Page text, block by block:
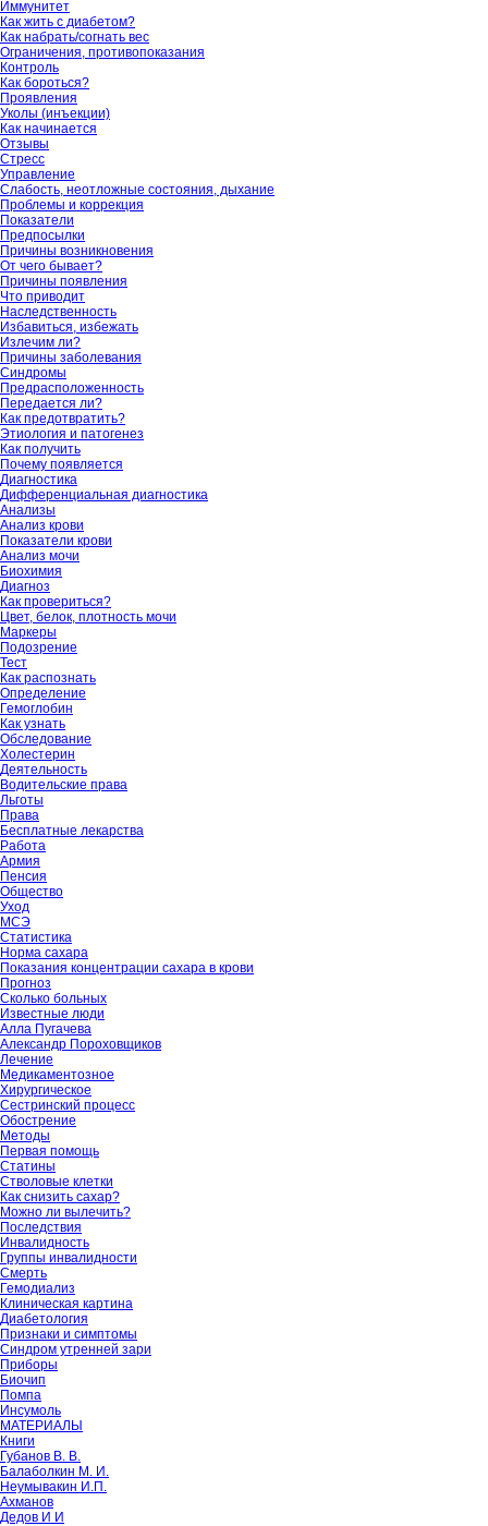
Иммунитет
Как жить с диабетом?
Как набрать/согнать вес
Ограничения, противопоказания
Контроль
Как бороться?
Проявления
Уколы (инъекции)
Как начинается
Отзывы
Стресс
Управление
Слабость, неотложные состояния, дыхание
Проблемы и коррекция
Показатели
Предпосылки
Причины возникновения
От чего бывает?
Причины появления
Что приводит
Наследственность
Избавиться, избежать
Излечим ли?
Причины заболевания
Синдромы
Предрасположенность
Передается ли?
Как предотвратить?
Этиология и патогенез
Как получить
Почему появляется
Диагностика
Дифференциальная диагностика
Анализы
Анализ крови
Показатели крови
Анализ мочи
Биохимия
Диагноз
Как провериться?
Цвет, белок, плотность мочи
Маркеры
Подозрение
Тест
Как распознать
Определение
Гемоглобин
Как узнать
Обследование
Холестерин
Деятельность
Водительские права
Льготы
Права
Бесплатные лекарства
Работа
Армия
Пенсия
Общество
Уход
МСЭ
Статистика
Норма сахара
Показания концентрации сахара в крови
Прогноз
Сколько больных
Известные люди
Алла Пугачева
Александр Пороховщиков
Лечение
Медикаментозное
Хирургическое
Сестринский процесс
Обострение
Методы
Первая помощь
Статины
Стволовые клетки
Как снизить сахар?
Можно ли вылечить?
Последствия
Инвалидность
Группы инвалидности
Смерть
Гемодиализ
Клиническая картина
Диабетология
Признаки и симптомы
Синдром утренней зари
Приборы
Биочип
Помпа
Инсумоль
МАТЕРИАЛЫ
Книги
Губанов В. В.
Балаболкин М. И.
Неумывакин И.П.
Ахманов
Дедов И И